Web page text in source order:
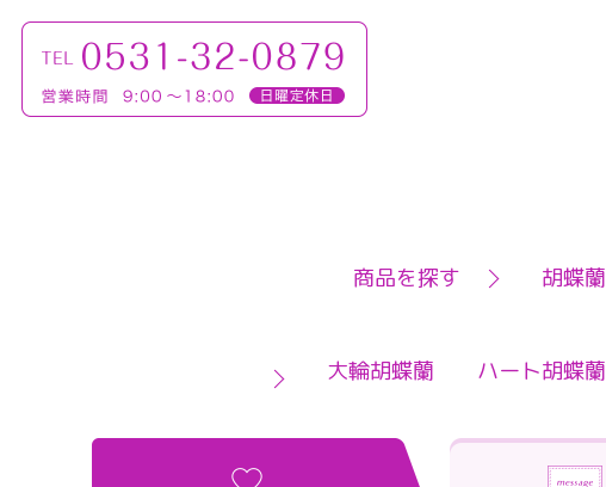
商品を探す 胡蝶蘭
大輪胡蝶蘭 ハート胡蝶蘭